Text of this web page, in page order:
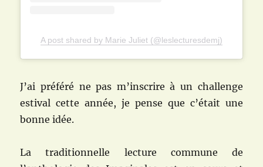
A post shared by Marie Juliet (@leslecturesdemj)
J’ai préféré ne pas m’inscrire à un challenge
estival cette année, je pense que c’était une
bonne idée.
La traditionnelle lecture commune de